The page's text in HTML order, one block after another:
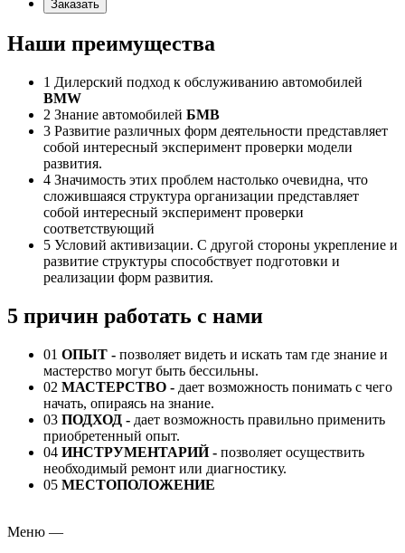
Заказать
Наши преимущества
1 Дилерский подход к обслуживанию автомобилей
BMW
2 Знание автомобилей БМВ
3 Развитие различных форм деятельности представляет
собой интересный эксперимент проверки модели
развития.
4 Значимость этих проблем настолько очевидна, что
сложившаяся структура организации представляет
собой интересный эксперимент проверки
соответствующий
5 Условий активизации. С другой стороны укрепление и
развитие структуры способствует подготовки и
реализации форм развития.
5 причин работать с нами
01 ОПЫТ - позволяет видеть и искать там где знание и
мастерство могут быть бессильны.
02 МАСТЕРСТВО - дает возможность понимать с чего
начать, опираясь на знание.
03 ПОДХОД - дает возможность правильно применить
приобретенный опыт.
04 ИНСТРУМЕНТАРИЙ- позволяет осуществить
необходимый ремонт или диагностику.
05 МЕСТОПОЛОЖЕНИЕ
Меню —